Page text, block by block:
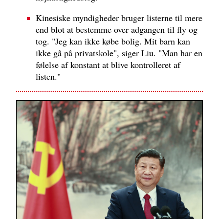
Kinesiske myndigheder bruger listerne til mere
end blot at bestemme over adgangen til fly og
tog. "Jeg kan ikke købe bolig. Mit barn kan
ikke gå på privatskole", siger Liu. "Man har en
følelse af konstant at blive kontrolleret af
listen."